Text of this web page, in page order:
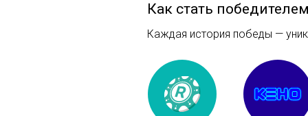
Как стать
Каждая история победы —